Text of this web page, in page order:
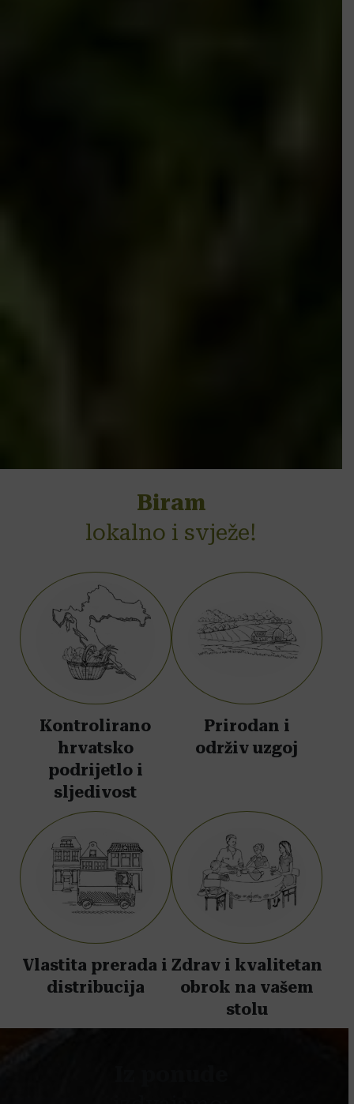
Biram
lokalno i svježe!
Kontrolirano
hrvatsko
podrijetlo i
sljedivost
Prirodan i
održiv uzgoj
Vlastita prerada i
distribucija
Zdrav i kvalitetan
obrok na vašem
stolu